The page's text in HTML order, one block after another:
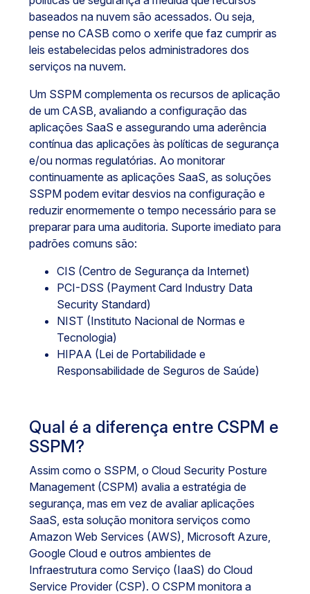
baseados na nuvem são acessados. Ou seja,
pense no CASB como o xerife que faz cumprir as
leis estabelecidas pelos administradores dos
serviços na nuvem.
Um SSPM complementa os recursos de aplicação
de um CASB, avaliando a configuração das
aplicações SaaS e assegurando uma aderência
contínua das aplicações às políticas de segurança
e/ou normas regulatórias. Ao monitorar
continuamente as aplicações SaaS, as soluções
SSPM podem evitar desvios na configuração e
reduzir enormemente o tempo necessário para se
preparar para uma auditoria. Suporte imediato para
padrões comuns são:
CIS (Centro de Segurança da Internet)
PCI-DSS (Payment Card Industry Data
Security Standard)
NIST (Instituto Nacional de Normas e
Tecnologia)
HIPAA (Lei de Portabilidade e
Responsabilidade de Seguros de Saúde)
Qual é a diferença entre CSPM e
SSPM?
Assim como o SSPM, o Cloud Security Posture
Management (CSPM) avalia a estratégia de
segurança, mas em vez de avaliar aplicações
SaaS, esta solução monitora serviços como
Amazon Web Services (AWS), Microsoft Azure,
Google Cloud e outros ambientes de
Infraestrutura como Serviço (IaaS) do Cloud
Service Provider (CSP). O CSPM monitora a